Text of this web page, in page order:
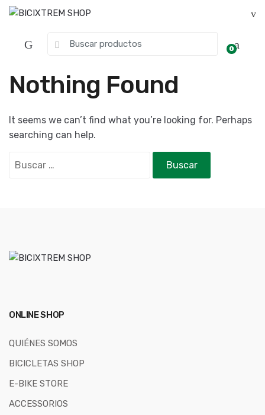
0
Nothing Found
It seems we can’t find what you’re looking for. Perhaps
searching can help.
ONLINE SHOP
QUIÉNES SOMOS
BICICLETAS SHOP
E-BIKE STORE
ACCESSORIOS